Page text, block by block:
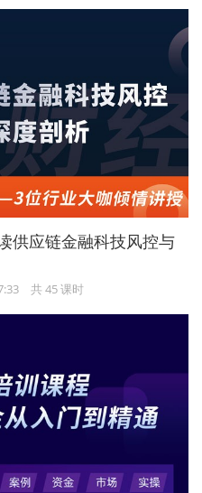
净额整体呈上升趋势，中
企业。
款的存在增加了机会成
管理成本。过高的应收账
张而影响正常的生产经营
互拖欠，会形成“三角
会应收账款增速过快，将
加大经济体系的脆弱性，
借自己优势地位占用中小
供应链金融科技风控与
共 45 课时